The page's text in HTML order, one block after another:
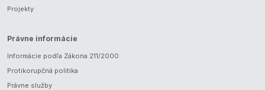
Projekty
Právne informácie
Informácie podľa Zákona 211/2000
Protikorupčná politika
Právne služby